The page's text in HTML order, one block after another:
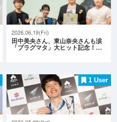
2026.06.19(Fri)
田中美央さん、東山奈央さんも涙
「プラグマタ」大ヒット記念！…
1 User